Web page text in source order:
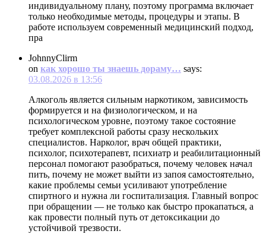
индивидуальному плану, поэтому программа включает
только необходимые методы, процедуры и этапы. В
работе используем современный медицинский подход,
пра
JohnnyClirm
on как хорошо ты знаешь дораму… says:
03.08.2026 в 13:56
Алкоголь является сильным наркотиком, зависимость
формируется и на физиологическом, и на
психологическом уровне, поэтому такое состояние
требует комплексной работы сразу нескольких
специалистов. Нарколог, врач общей практики,
психолог, психотерапевт, психиатр и реабилитационный
персонал помогают разобраться, почему человек начал
пить, почему не может выйти из запоя самостоятельно,
какие проблемы семьи усиливают употребление
спиртного и нужна ли госпитализация. Главный вопрос
при обращении — не только как быстро прокапаться, а
как провести полный путь от детоксикации до
устойчивой трезвости.